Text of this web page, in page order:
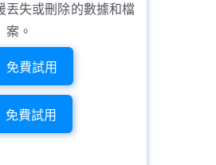
丟失或刪除的數據和檔
案。
免費試用
免費試用